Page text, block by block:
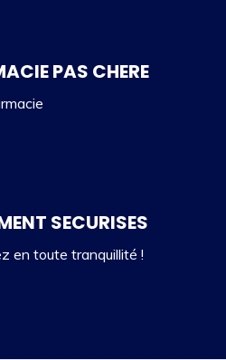
PAS CHERE
SECURISES
en toute tranquillité !